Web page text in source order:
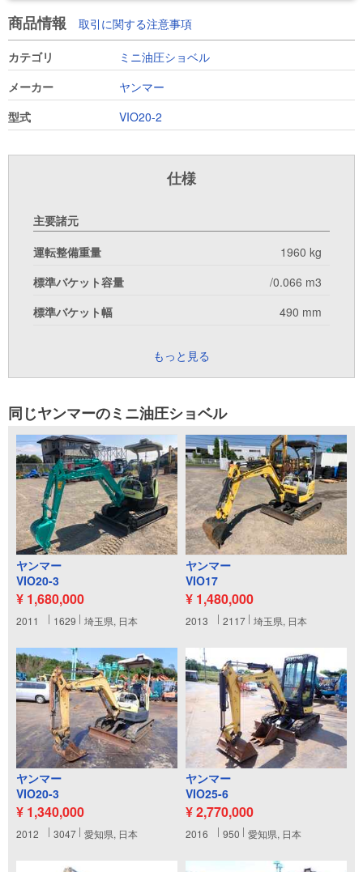
商品情報 取引に関する注意事項
カテゴリ
ミニ油圧ショベル
メーカー
ヤンマー
型式
VIO20-2
仕様
主要諸元
運転整備重量
1960 kg
標準バケット容量
/0.066 m3
標準バケット幅
490 mm
もっと見る
同じヤンマーのミニ油圧ショベル
ヤンマー
VIO20-3
¥ 1,680,000
2011 1629 埼玉県, 日本
ヤンマー
VIO17
¥ 1,480,000
2013 2117 埼玉県, 日本
ヤンマー
VIO20-3
¥ 1,340,000
2012 3047 愛知県, 日本
ヤンマー
VIO25-6
¥ 2,770,000
2016 950 愛知県, 日本